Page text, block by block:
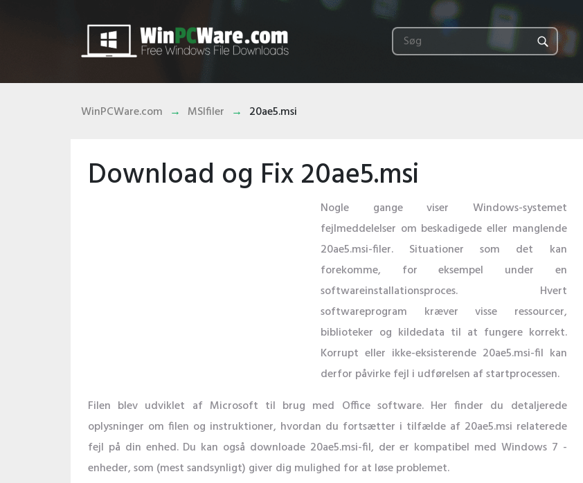
WinPCWare.com MSIfiler 20ae5.msi
Download og Fix 20ae5.msi
Nogle gange viser Windows-systemet
fejlmeddelelser om beskadigede eller manglende
20ae5.msi-filer. Situationer som det kan
forekomme, for eksempel under en
softwareinstallationsproces. Hvert
softwareprogram kræver visse ressourcer,
biblioteker og kildedata til at fungere korrekt.
Korrupt eller ikke-eksisterende 20ae5.msi-fil kan
derfor påvirke fejl i udførelsen af ​​startprocessen.
Filen blev udviklet af Microsoft til brug med Office software. Her finder du detaljerede
oplysninger om filen og instruktioner, hvordan du fortsætter i tilfælde af 20ae5.msi relaterede
fejl på din enhed. Du kan også downloade 20ae5.msi-fil, der er kompatibel med Windows 7 -
enheder, som (mest sandsynligt) giver dig mulighed for at løse problemet.